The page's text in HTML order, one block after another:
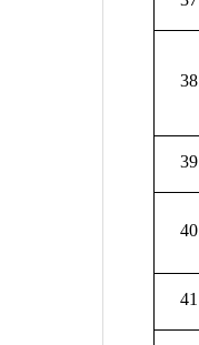
38
39
40
41